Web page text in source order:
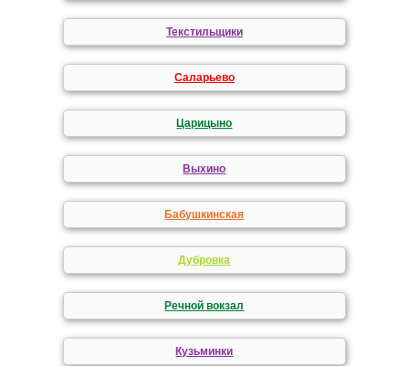
Текстильщики
Саларьево
Царицыно
Выхино
Бабушкинская
Дубровка
Речной вокзал
Кузьминки